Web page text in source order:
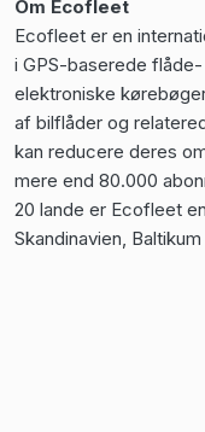
Om Ecofleet
Ecofleet er en
i GPS-baserede
elektroniske
af bilflåder og
kan reducere deres
mere end 80.000
20 lande er Ecofleet
Skandinavien,